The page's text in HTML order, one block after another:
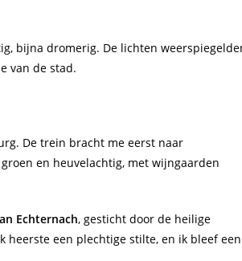
bijna dromerig. De lichten
van de stad.
De trein bracht me eerst naar
en heuvelachtig, met wijngaarden
Echternach, gesticht door de heilige
heerste een plechtige stilte, en ik bleef een